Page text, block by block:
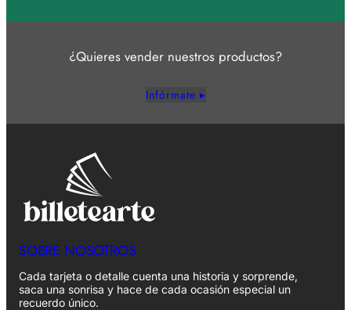
¿Quieres vender nuestros productos?
Infórmate ▸
SOBRE NOSOTROS
Cada tarjeta o detalle cuenta una historia y sorprende,
saca una sonrisa y hace de cada ocasión especial un
recuerdo único.